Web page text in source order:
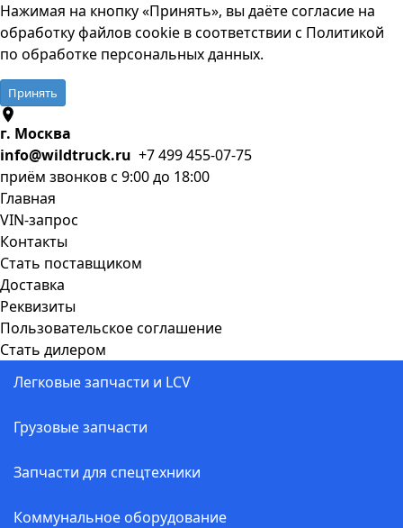
Нажимая на кнопку «Принять», вы даёте согласие на
обработку файлов cookie в соответствии с Политикой
по обработке персональных данных.
Принять
г. Москва
info@wildtruck.ru +7 499 455-07-75
приём звонков с 9:00 до 18:00
Главная
VIN-запрос
Контакты
Стать поставщиком
Доставка
Реквизиты
Пользовательское соглашение
Стать дилером
Легковые запчасти и LCV
Грузовые запчасти
Запчасти для спецтехники
Коммунальное оборудование